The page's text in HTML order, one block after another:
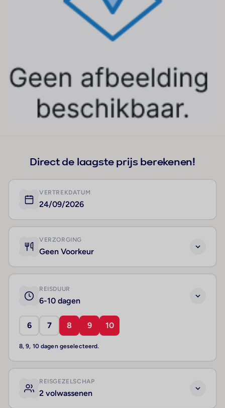
Direct de laagste prijs berekenen!
VERTREKDATUM
24/09/2026
VERZORGING
Geen Voorkeur
REISDUUR
6-10 dagen
6 7 8 9 10
8, 9, 10 dagen geselecteerd.
REISGEZELSCHAP
2 volwassenen